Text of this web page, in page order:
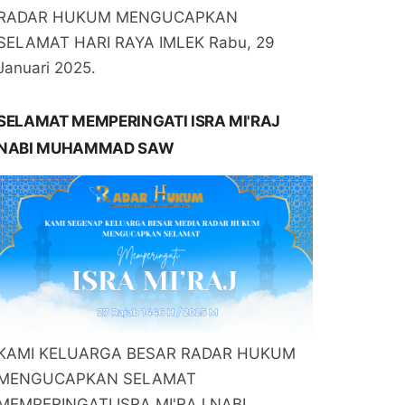
HUKUM MENGUCAPKAN
HARI RAYA IMLEK Rabu, 29
2025.
MEMPERINGATI ISRA MI'RAJ
MUHAMMAD SAW
KELUARGA BESAR RADAR HUKUM
SELAMAT